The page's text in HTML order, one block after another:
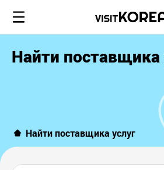
Найти поставщика
Найти поставщика услуг